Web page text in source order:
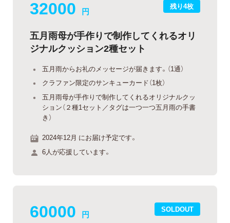
残り4枚
32000 円
五月雨母が手作りで制作してくれるオリ
ジナルクッション2種セット
五月雨からお礼のメッセージが届きます。（1通）
クラファン限定のサンキューカード（1枚）
五月雨母が手作りで制作してくれるオリジナルクッ
ション（２種1セット／タグは一つ一つ五月雨の手書
き）
2024年12月 にお届け予定です。
6人が応援しています。
SOLDOUT
60000 円